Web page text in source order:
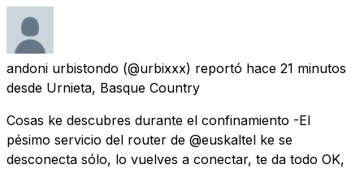
andoni urbistondo (@urbixxx) reportó hace 21 minutos
desde Urnieta, Basque Country
Cosas ke descubres durante el confinamiento -El
pésimo servicio del router de @euskaltel ke se
desconecta sólo, lo vuelves a conectar, te da todo OK,